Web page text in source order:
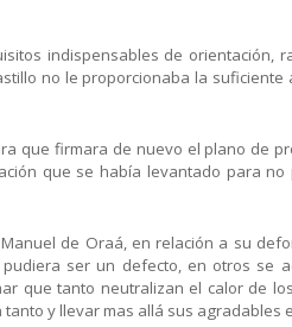
indispensables de orientación,
no le proporcionaba la suficiente
que firmara de nuevo el plano de
que se había levantado para no
de Oraá, en relación a su
ser un defecto, en otros se
que tanto neutralizan el calor de
y llevar mas allá sus agradables